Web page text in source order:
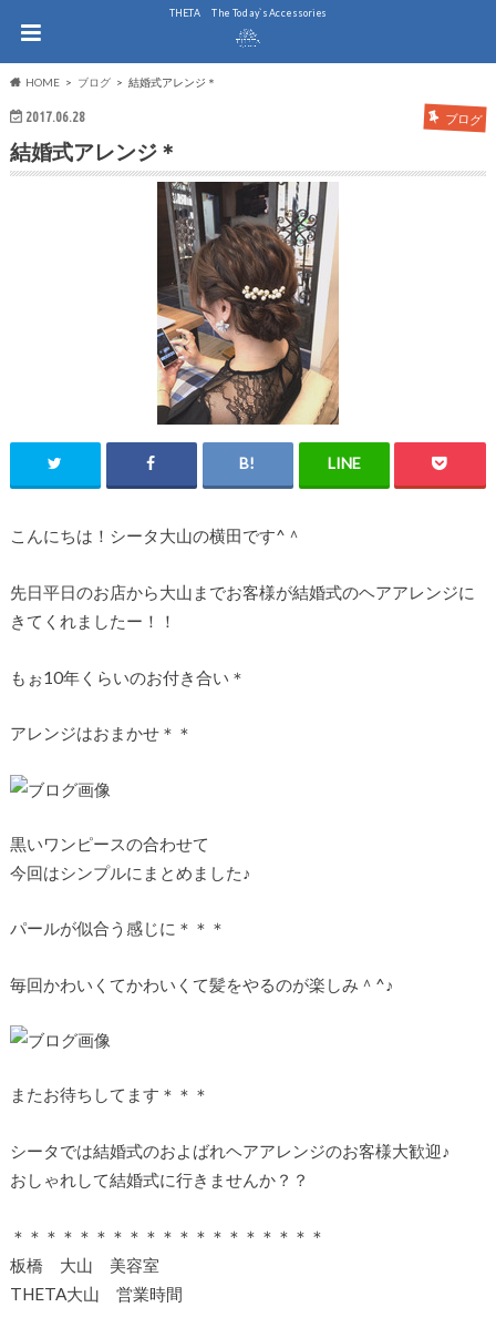
THE.TA The Today`s Accessories
HOME ブログ 結婚式アレンジ＊
2017.06.28 ブログ
結婚式アレンジ＊
こんにちは！シータ大山の横田です^＾
先日平日のお店から大山までお客様が結婚式のヘアアレンジに
きてくれましたー！！
もぉ10年くらいのお付き合い＊
アレンジはおまかせ＊＊
黒いワンピースの合わせて
今回はシンプルにまとめました♪
パールが似合う感じに＊＊＊
毎回かわいくてかわいくて髪をやるのが楽しみ＾^♪
またお待ちしてます＊＊＊
シータでは結婚式のおよばれヘアアレンジのお客様大歓迎♪
おしゃれして結婚式に行きませんか？？
＊＊＊＊＊＊＊＊＊＊＊＊＊＊＊＊＊＊＊
板橋 大山 美容室
THETA大山 営業時間